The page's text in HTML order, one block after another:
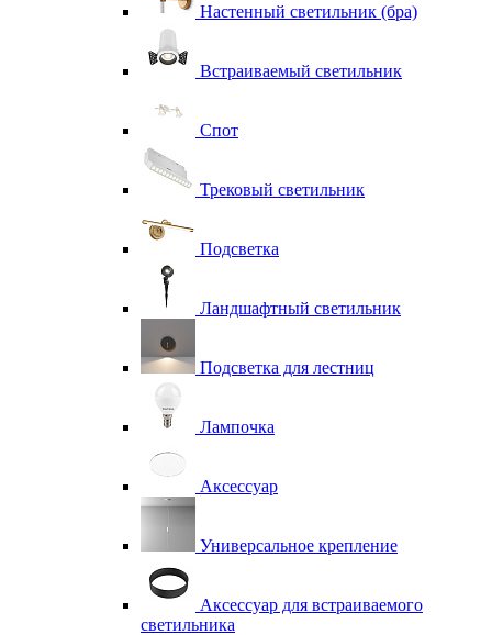
Настенный светильник (бра)
Встраиваемый светильник
Спот
Трековый светильник
Подсветка
Ландшафтный светильник
Подсветка для лестниц
Лампочка
Аксессуар
Универсальное крепление
Аксессуар для встраиваемого
светильника